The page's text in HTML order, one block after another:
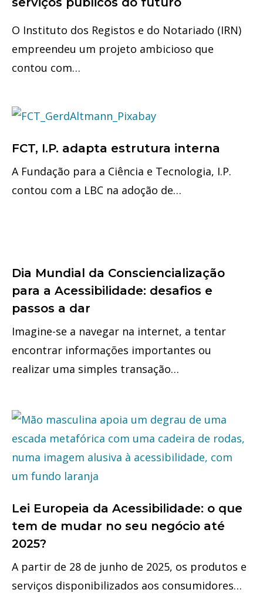
O Instituto dos Registos e do Notariado (IRN)
empreendeu um projeto ambicioso que
contou com…
FCT, I.P. adapta estrutura interna
A Fundação para a Ciência e Tecnologia, I.P.
contou com a LBC na adoção de…
Dia Mundial da Consciencialização
para a Acessibilidade: desafios e
passos a dar
Imagine-se a navegar na internet, a tentar
encontrar informações importantes ou
realizar uma simples transação…
Lei Europeia da Acessibilidade: o que
tem de mudar no seu negócio até
2025?
A partir de 28 de junho de 2025, os produtos e
serviços disponibilizados aos consumidores…